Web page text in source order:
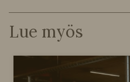
Lue myös